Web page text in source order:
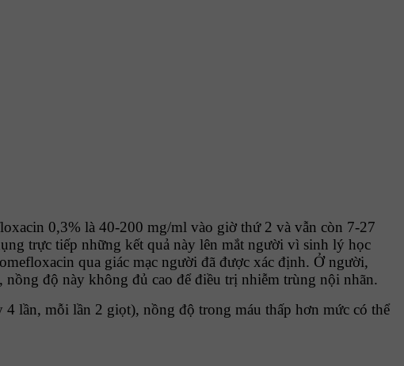
0,3% là 40-200 mg/ml vào giờ thứ 2 và vẫn còn 7-27
trực tiếp những kết quả này lên mắt người vì sinh lý học
qua giác mạc người đã được xác định. Ở người,
độ này không đủ cao để điều trị nhiễm trùng nội nhãn.
lần, mỗi lần 2 giọt), nồng độ trong máu thấp hơn mức có thể